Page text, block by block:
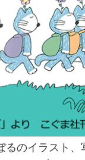
のイラスト